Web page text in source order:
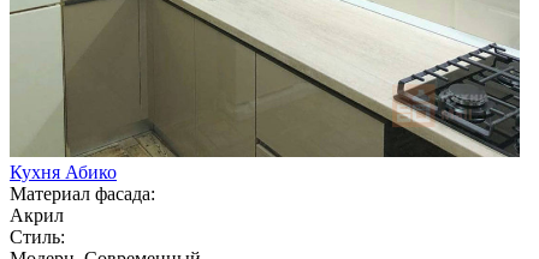
Кухня Абико
Материал фасада:
Акрил
Стиль: